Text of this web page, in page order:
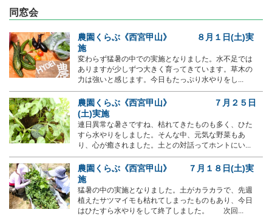
同窓会
農園くらぶ《西宮甲山》 ８月１日(土)実
施
変わらず猛暑の中での実施となりました。水不足では
ありますが少しずつ大きく育ってきています。草木の
力は強いと感じます。今日もたっぷり水やりをし...
農園くらぶ《西宮甲山》 ７月２５日
(土)実施
連日異常な暑さですね、枯れてきたものも多く、ひた
すら水やりをしました。そんな中、元気な野菜もあ
り、心が癒されました。土との対話ってホントにい...
農園くらぶ《西宮甲山》 ７月１８日(土)実
施
猛暑の中の実施となりました。土がカラカラで、先週
植えたサツマイモも枯れてしまったものもあり、今日
はひたすら水やりをして終了しました。 次回...